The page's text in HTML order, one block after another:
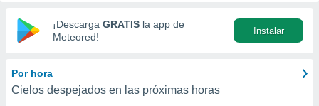
y
digital
basada
¡Descarga GRATIS la app de
Meteored!
Instalar
Por hora
Cielos despejados en las próximas horas